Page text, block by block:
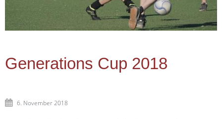
Generations Cup 2018
6. November 2018